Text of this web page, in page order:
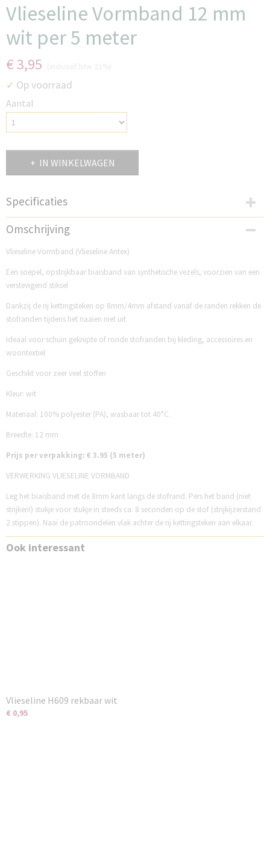
Vlieseline Vormband 12 mm
wit per 5 meter
€ 3,95
✓ Op voorraad
Aantal
IN WINKELWAGEN
Specificaties
Productcode
V12W5
Omschrijving
Vlieseline Vormband (Vlieseline Antex)
Een soepel, opstrijkbaar biaisband van synthetische vezels, voorzien van een
verstevigend stiksel
Dankzij de rij kettingsteken op 8mm/4mm afstand vanaf de randen rekken de
stofranden tijdens het naaien niet uit
Ideaal voor schuin geknipte of ronde stofranden bij kleding, accessoires en
woontextiel
Geschikt voor zeer veel stoffen
Kleur: wit
Materiaal: 100% polyester (PA), wasbaar tot 40°C.
Breedte: 12 mm
Prijs per verpakking: € 3.95 (5 meter)
VERWERKING VLIESELINE VORMBAND
Leg het biaisband met de 8mm kant langs de stofrand. Pers het band (niet
strijken!) stukje voor stukje in steeds ca. 8 seconden op de stof (strijkijzerstand
2 stippen). Naai de patroondelen vlak achter de rij kettingsteken aan elkaar.
Ook interessant
Vlieseline H609 rekbaar wit
€ 0,95